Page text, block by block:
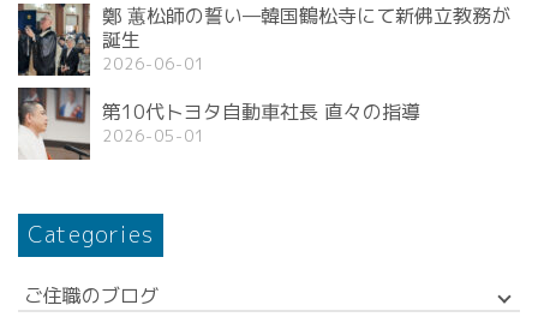
鄭 蕙松師の誓い—韓国鶴松寺にて新佛立教務が
誕生
2026-06-01
第10代トヨタ自動車社長 直々の指導
2026-05-01
Categories
ご住職のブログ